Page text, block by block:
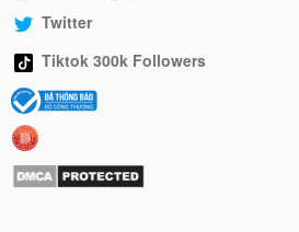
Twitter
Tiktok 300k Followers